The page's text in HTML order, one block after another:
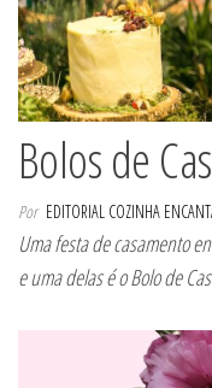
Bolos de
Por EDITORIAL COZINHA
Uma festa de casamento
e uma delas é o Bolo de